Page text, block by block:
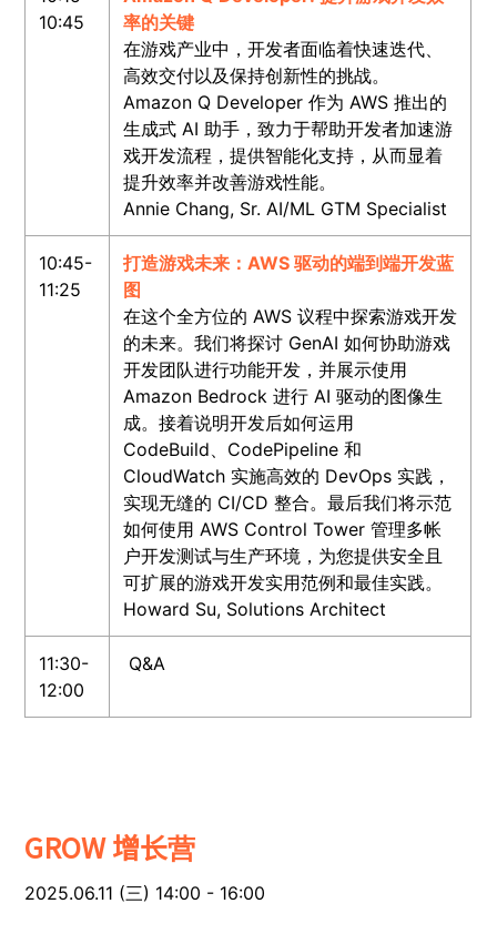
10:45
率的关键
在游戏产业中，开发者面临着快速迭代、
高效交付以及保持创新性的挑战。
Amazon Q Developer 作为 AWS 推出的
生成式 AI 助手，致力于帮助开发者加速游
戏开发流程，提供智能化支持，从而显着
提升效率并改善游戏性能。
Annie Chang, Sr. AI/ML GTM Specialist
10:45-
11:25
打造游戏未来：AWS 驱动的端到端开发蓝
图
在这个全方位的 AWS 议程中探索游戏开发
的未来。我们将探讨 GenAI 如何协助游戏
开发团队进行功能开发，并展示使用
Amazon Bedrock 进行 AI 驱动的图像生
成。接着说明开发后如何运用
CodeBuild、CodePipeline 和
CloudWatch 实施高效的 DevOps 实践，
实现无缝的 CI/CD 整合。最后我们将示范
如何使用 AWS Control Tower 管理多帐
户开发测试与生产环境，为您提供安全且
可扩展的游戏开发实用范例和最佳实践。
Howard Su, Solutions Architect
11:30-
12:00
Q&A
GROW 增长营
2025.06.11 (三) 14:00 - 16:00